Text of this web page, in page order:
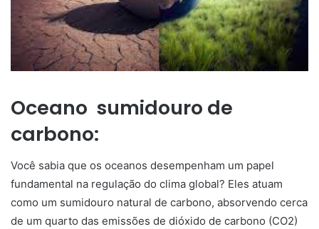
Oceano sumidouro de
carbono:
Você sabia que os oceanos desempenham um papel
fundamental na regulação do clima global? Eles atuam
como um sumidouro natural de carbono, absorvendo cerca
de um quarto das emissões de dióxido de carbono (CO2)